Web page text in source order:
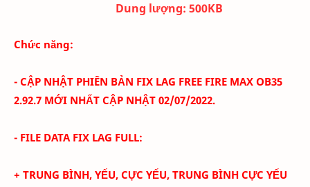
Dung lượng: 500KB
Chức năng:
- CẬP NHẬT PHIÊN BẢN FIX LAG FREE FIRE MAX OB35
2.92.7 MỚI NHẤT CẬP NHẬT 02/07/2022.
- FILE DATA FIX LAG FULL:
+ TRUNG BÌNH, YẾU, CỰC YẾU, TRUNG BÌNH CỰC YẾU